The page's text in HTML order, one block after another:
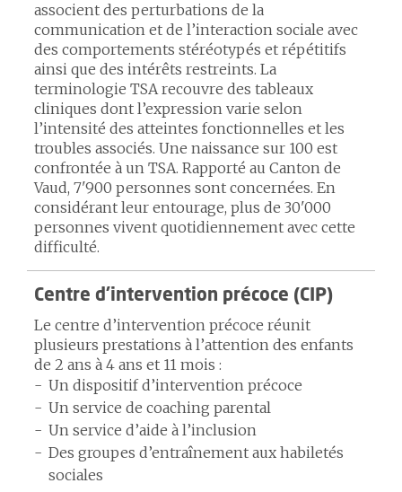
associent des perturbations de la
communication et de l’interaction sociale avec
des comportements stéréotypés et répétitifs
ainsi que des intérêts restreints. La
terminologie TSA recouvre des tableaux
cliniques dont l’expression varie selon
l’intensité des atteintes fonctionnelles et les
troubles associés. Une naissance sur 100 est
confrontée à un TSA. Rapporté au Canton de
Vaud, 7'900 personnes sont concernées. En
considérant leur entourage, plus de 30'000
personnes vivent quotidiennement avec cette
difficulté.
Centre d’intervention précoce (CIP)
Le centre d’intervention précoce réunit
plusieurs prestations à l’attention des enfants
de 2 ans à 4 ans et 11 mois :
Un dispositif d’intervention précoce
Un service de coaching parental
Un service d’aide à l’inclusion
Des groupes d’entraînement aux habiletés
sociales